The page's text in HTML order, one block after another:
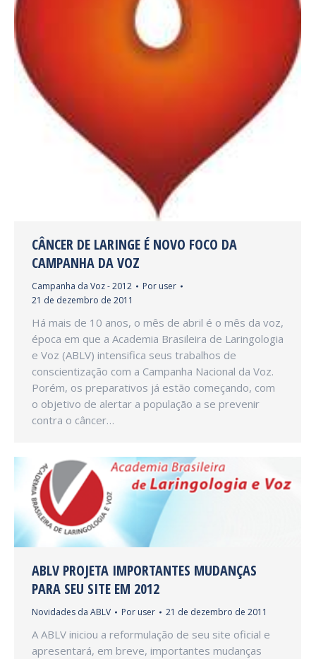
CÂNCER DE LARINGE É NOVO FOCO DA
CAMPANHA DA VOZ
Campanha da Voz - 2012 Por user
21 de dezembro de 2011
Há mais de 10 anos, o mês de abril é o mês da voz,
época em que a Academia Brasileira de Laringologia
e Voz (ABLV) intensifica seus trabalhos de
conscientização com a Campanha Nacional da Voz.
Porém, os preparativos já estão começando, com
o objetivo de alertar a população a se prevenir
contra o câncer…
ABLV PROJETA IMPORTANTES MUDANÇAS
PARA SEU SITE EM 2012
Novidades da ABLV Por user 21 de dezembro de 2011
A ABLV iniciou a reformulação de seu site oficial e
apresentará, em breve, importantes mudanças